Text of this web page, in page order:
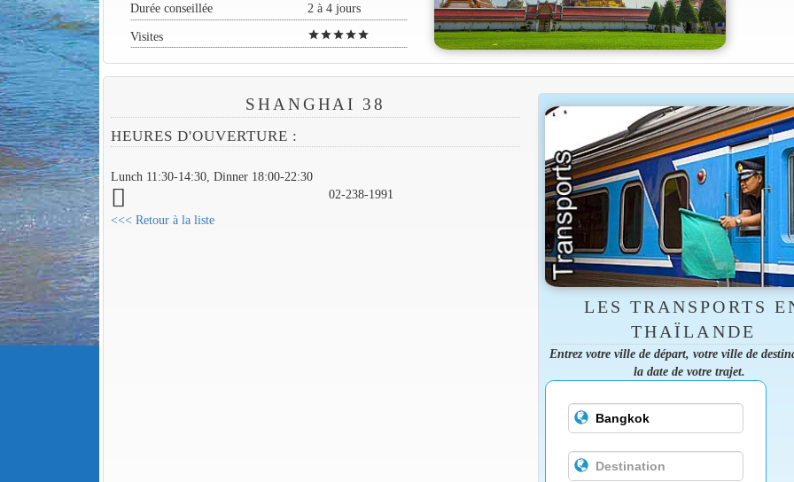
Durée conseillée
2 à 4 jours
Visites
starstarstarstarstar
SHANGHAI 38
HEURES D'OUVERTURE :
Lunch 11:30-14:30, Dinner 18:00-22:30
02-238-1991
<<< Retour à la liste
LES TRANSPORTS
THAÏLANDE
Entrez votre ville de départ, votre ville de
la date de votre trajet.